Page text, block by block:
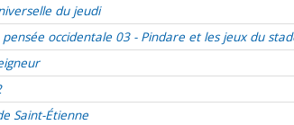
du jeudi
occidentale 03 - Pindare et les jeux du
Saint-Étienne